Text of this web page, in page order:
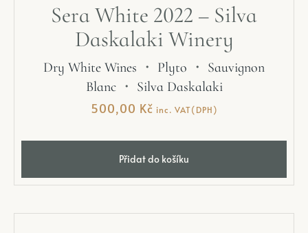
Sera White 2022 – Silva
Daskalaki Winery
Dry White Wines ・ Plyto ・ Sauvignon
Blanc・ Silva Daskalaki
500,00 Kč inc. VAT(DPH)
Přidat do košíku